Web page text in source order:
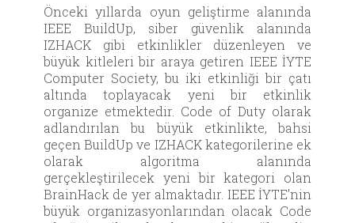
Önceki yıllarda oyun geliştirme alanında
IEEE BuildUp, siber güvenlik alanında
IZHACK gibi etkinlikler düzenleyen ve
büyük kitleleri bir araya getiren IEEE İYTE
Computer Society, bu iki etkinliği bir çatı
altında toplayacak yeni bir etkinlik
organize etmektedir. Code of Duty olarak
adlandırılan bu büyük etkinlikte, bahsi
geçen BuildUp ve IZHACK kategorilerine ek
olarak algoritma alanında
gerçekleştirilecek yeni bir kategori olan
BrainHack de yer almaktadır. IEEE İYTE’nin
büyük organizasyonlarından olacak Code